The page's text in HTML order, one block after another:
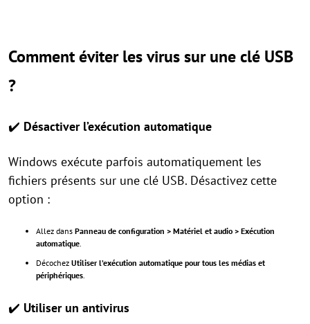
Comment éviter les virus sur une clé USB
?
✔️ Désactiver l’exécution automatique
Windows exécute parfois automatiquement les
fichiers présents sur une clé USB. Désactivez cette
option :
Allez dans Panneau de configuration > Matériel et audio > Exécution
automatique.
Décochez Utiliser l’exécution automatique pour tous les médias et
périphériques.
✔️ Utiliser un antivirus